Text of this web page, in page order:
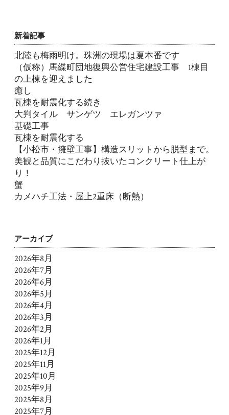
新着記事
北陸も梅雨明け。珠洲の現場は夏本番です
（仮称）馬緤町団地復興公営住宅建設工事 1棟目
の上棟を迎えました
癒し
瓦棟を耐震化する続き
大判タイル サンゲツ エレガンツァ
基礎工事
瓦棟を耐震化する
【小松市・擁壁工事】構造スリットから脱型まで。
美観と品質にこだわり抜いたコンクリート仕上が
り！
蟹
カメハチ工法・屋上2重床（断熱）
アーカイブ
2026年8月
2026年7月
2026年6月
2026年5月
2026年4月
2026年3月
2026年2月
2026年1月
2025年12月
2025年11月
2025年10月
2025年9月
2025年8月
2025年7月